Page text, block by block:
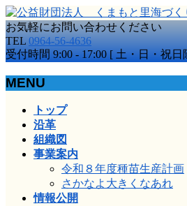
お気軽にお問い合わせください
TEL 0964-56-4636
受付時間 9:00 - 17:00 [ 土・日・祝日
MENU
トップ
沿革
組織図
事業案内
令和８年度種苗生産計画
さかなよ大きくなあれ
情報公開